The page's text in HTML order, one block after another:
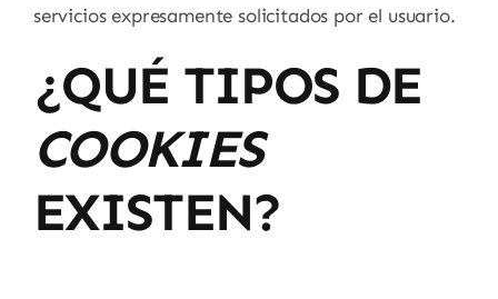
servicios expresamente solicitados por el usuario.
¿QUÉ TIPOS DE
COOKIES
EXISTEN?